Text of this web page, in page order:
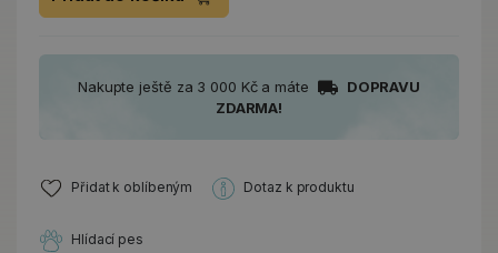
Nakupte ještě za 3 000 Kč a máte
DOPRAVU
ZDARMA!
Přidat k oblíbeným Dotaz k produktu
Hlídací pes